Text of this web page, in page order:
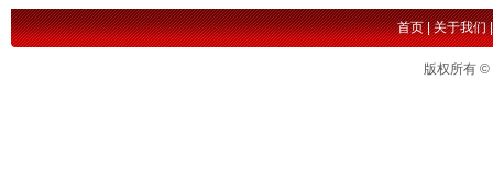
首页|关于我们
版权所有